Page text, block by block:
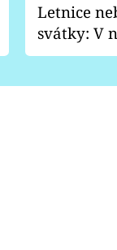
Letnice
svátky: V
pondělí